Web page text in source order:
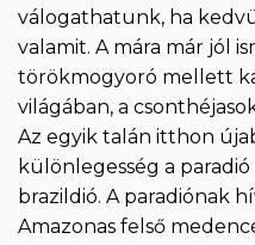
válogathatunk, ha
valamit. A mára már jól
törökmogyoró mellett
világában, a
Az egyik talán itthon
különlegesség a
brazildió. A paradiónak
Amazonas felső